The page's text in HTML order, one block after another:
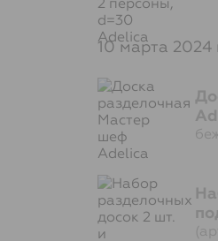
10 марта 2024